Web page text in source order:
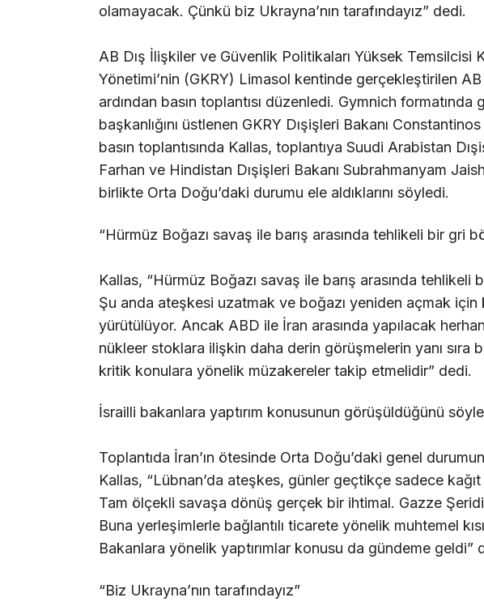
olamayacak. Çünkü biz Ukrayna’nın tarafındayız” dedi.
AB Dış İlişkiler ve Güvenlik Politikaları Yüksek Temsilcisi
Yönetimi’nin (GKRY) Limasol kentinde gerçekleştirilen AB
ardından basın toplantısı düzenledi. Gymnich formatında
başkanlığını üstlenen GKRY Dışişleri Bakanı
basın toplantısında Kallas, toplantıya Suudi Arabistan
Farhan ve Hindistan Dışişleri Bakanı Subrahmanyam
birlikte Orta Doğu’daki durumu ele aldıklarını söyledi.
“Hürmüz Boğazı savaş ile barış arasında tehlikeli bir gri
Kallas, “Hürmüz Boğazı savaş ile barış arasında tehlikeli
Şu anda ateşkesi uzatmak ve boğazı yeniden açmak için
yürütülüyor. Ancak ABD ile İran arasında yapılacak
nükleer stoklara ilişkin daha derin görüşmelerin yanı sıra
kritik konulara yönelik müzakereler takip etmelidir” dedi.
İsrailli bakanlara yaptırım konusunun görüşüldüğünü
Toplantıda İran’ın ötesinde Orta Doğu’daki genel
Kallas, “Lübnan’da ateşkes, günler geçtikçe sadece
Tam ölçekli savaşa dönüş gerçek bir ihtimal. Gazze Şeridi
Buna yerleşimlerle bağlantılı ticarete yönelik muhtemel
Bakanlara yönelik yaptırımlar konusu da gündeme geldi”
“Biz Ukrayna’nın tarafındayız”